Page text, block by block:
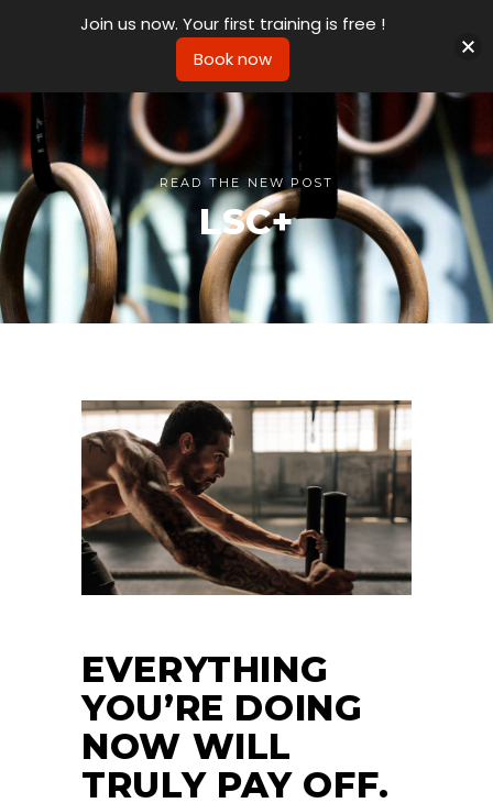
READ THE NEW POST
LSC+
EVERYTHING
YOU’RE DOING
NOW WILL
TRULY PAY OFF.
Join us now. Your first training is free !
Book now